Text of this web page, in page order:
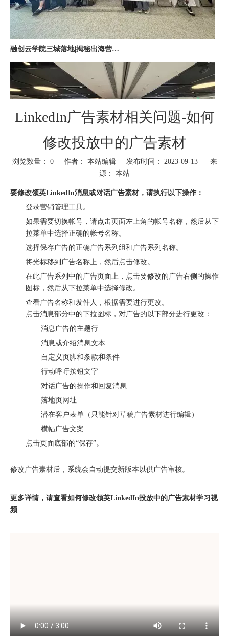
深圳站圆满收官｜AI赋能出海获客，打开B2B企业海外增长新路径
LinkedIn广告素材相关问题-如何
修改投放中的广告素材
浏览数量： 0作者： 本站编辑 发布时间： 2023-09-13 来
源： 本站
["wechat"]
要修改领英LinkedIn消息或对话广告素材，请执行以下操作：
登录营销管理工具。
如果需要切换帐号，请点击页面左上角的帐号名称，然后从下
拉菜单中选择正确的帐号名称。
选择保存广告的正确广告系列组和广告系列名称。
将光标移到广告名称上，然后点击修改。
在此广告系列中的广告页面上，点击要修改的广告右侧的操作
图标，然后从下拉菜单中选择修改。
查看广告名称和发件人，根据需要进行更改。
点击消息部分中的下拉图标，对广告的以下部分进行更改：
消息广告的主题行
消息或介绍消息文本
自定义页脚和条款和条件
行动呼吁按钮文字
对话广告的操作和回复消息
落地页网址
潜在客户表单（只能针对草稿广告素材进行编辑）
横幅广告文案
点击页面底部的“保存”。
修改广告素材后，系统会自动提交新版本以供广告审核。
更多详情，请查看如何修改领英LinkedIn投放中的广告素材学习视
频